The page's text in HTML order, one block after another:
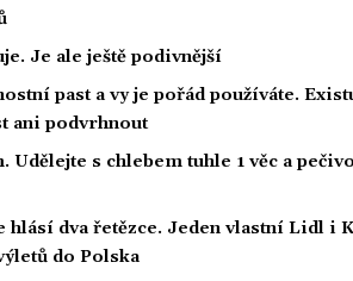
Je ale ještě podivnější
past a vy je pořád používáte.
ani podvrhnout
Udělejte s chlebem tuhle 1 věc a
hlásí dva řetězce. Jeden vlastní Lidl i
do Polska